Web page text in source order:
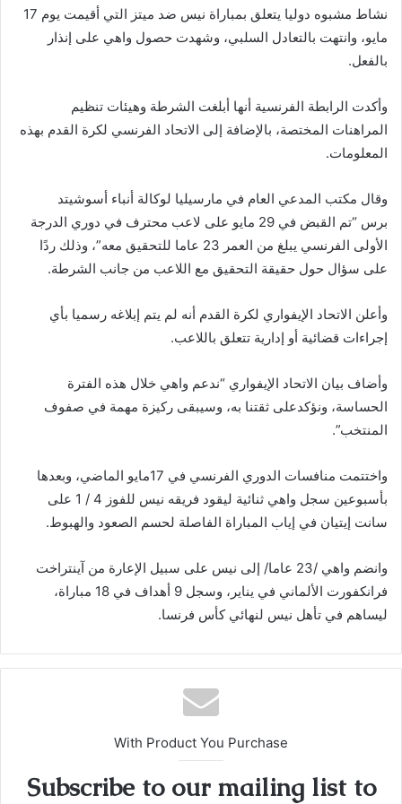
نشاط مشبوه دوليا يتعلق بمباراة نيس ضد ميتز التي أقيمت يوم 17
مايو، وانتهت بالتعادل السلبي، وشهدت حصول واهي على إنذار
بالفعل.
وأكدت الرابطة الفرنسية أنها أبلغت الشرطة وهيئات تنظيم
المراهنات المختصة، بالإضافة إلى الاتحاد الفرنسي لكرة القدم بهذه
المعلومات.
وقال مكتب المدعي العام في مارسيليا لوكالة أنباء أسوشيتد
برس “تم القبض في 29 مايو على لاعب محترف في دوري الدرجة
الأولى الفرنسي يبلغ من العمر 23 عاما للتحقيق معه”، وذلك ردًا
على سؤال حول حقيقة التحقيق مع اللاعب من جانب الشرطة.
وأعلن الاتحاد الإيفواري لكرة القدم أنه لم يتم إبلاغه رسميا بأي
إجراءات قضائية أو إدارية تتعلق باللاعب.
وأضاف بيان الاتحاد الإيفواري “ندعم واهي خلال هذه الفترة
الحساسة، ونؤكدعلى ثقتنا به، وسيبقى ركيزة مهمة في صفوف
المنتخب”.
واختتمت منافسات الدوري الفرنسي في 17مايو الماضي، وبعدها
بأسبوعين سجل واهي ثنائية ليقود فريقه نيس للفوز 4 / 1 على
سانت إيتيان في إياب المباراة الفاصلة لحسم الصعود والهبوط.
وانضم واهي /23 عاما/ إلى نيس على سبيل الإعارة من آينتراخت
فرانكفورت الألماني في يناير، وسجل 9 أهداف في 18 مباراة،
ليساهم في تأهل نيس لنهائي كأس فرنسا.
With Product You Purchase
Subscribe to our mailing list to